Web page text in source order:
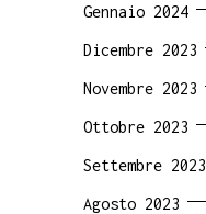
Gennaio 2024
Dicembre 2023
Novembre 2023
Ottobre 2023
Settembre 2023
Agosto 2023